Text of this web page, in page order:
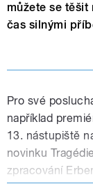
můžete se
čas silnými
Pro své
například
13. nástupiště
novinku
zpracování